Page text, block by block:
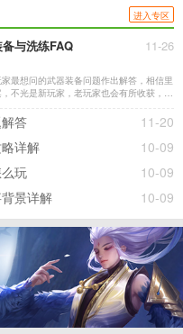
进入专区
与洗练FAQ 11-26
最想问的武器装备问题作出解答，相信里
不光是新玩家，老玩家也会有所收获，一
，要选择对应职业的紫色武器。 Q2：装
? A2
11-20
答
10-09
详解
10-09
玩
10-09
景详解